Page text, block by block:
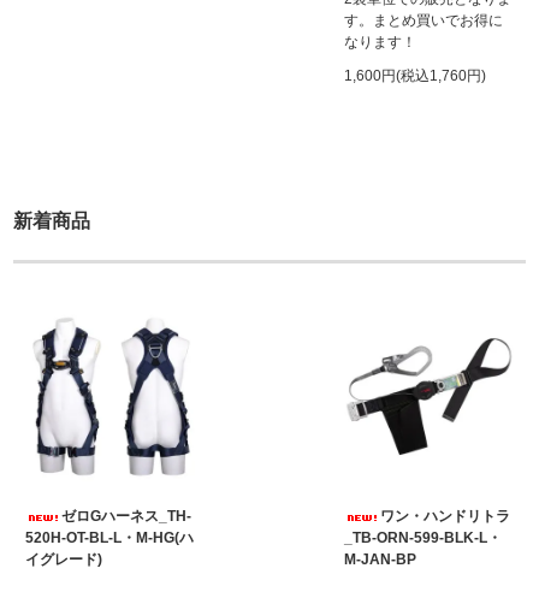
す。まとめ買いでお得に
なります！
1,600円(税込1,760円)
新着商品
ゼロGハーネス_TH-
520H-OT-BL-L・M-HG(ハ
イグレード)
ワン・ハンドリトラ
_TB-ORN-599-BLK-L・
M-JAN-BP